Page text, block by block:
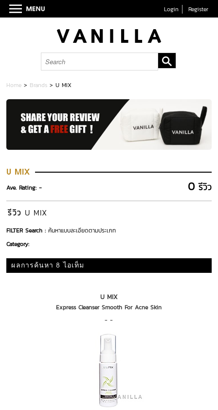
Login Register
Home > Brands >U MIX
U MIX
0รีวิว
Ave. Rating: -
รีวิว U MIX
FILTER Search : ค้นหาแบบละเอียดตามประเภท
Category:
ผลการค้นหา 8 ไอเท็ม
U MIX
Express Cleanser Smooth For Acne Skin
- -